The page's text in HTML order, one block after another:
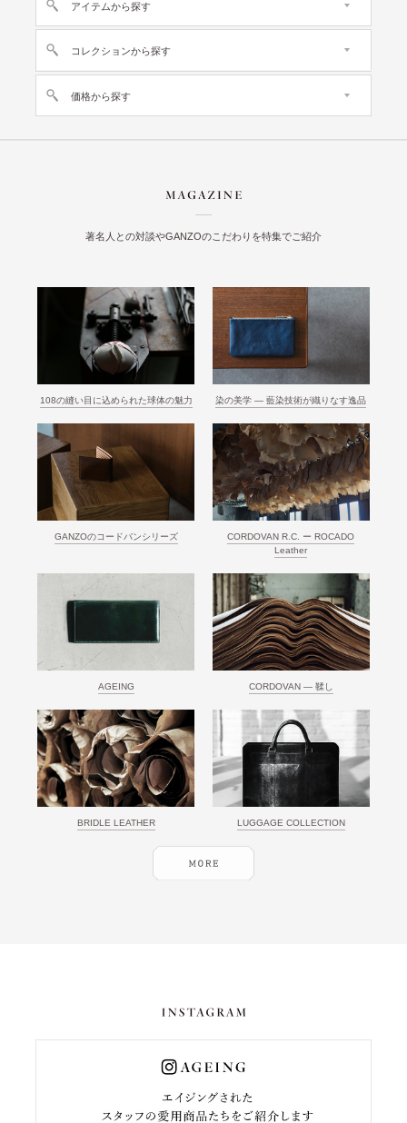
アイテムから探す
コレクションから探す
価格から探す
著名人との対談やGANZOのこだわりを特集でご紹介
108の縫い目に込められた球体の魅力 染の美学 ― 藍染技術が織りなす逸品
GANZOのコードバンシリーズ
CORDOVAN R.C. ー ROCADO
Leather
AGEING CORDOVAN ― 鞣し
BRIDLE LEATHER LUGGAGE COLLECTION